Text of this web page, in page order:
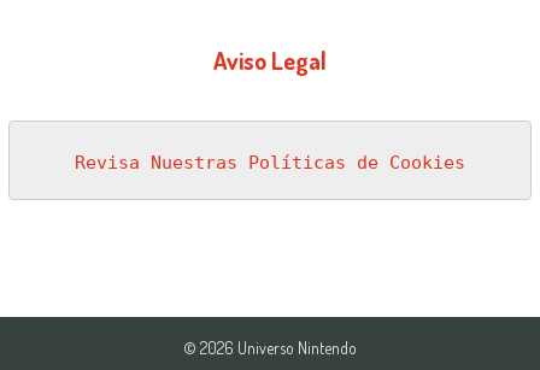
Aviso Legal
Revisa Nuestras Políticas de Cookies
© 2026 Universo Nintendo